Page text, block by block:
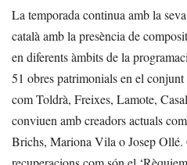
La temporada continua amb la
català amb la presència de
en diferents àmbits de la
51 obres patrimonials en el
com Toldrà, Freixes, Lamote,
conviuen amb creadors actuals
Brichs, Mariona Vila o Josep Ollé.